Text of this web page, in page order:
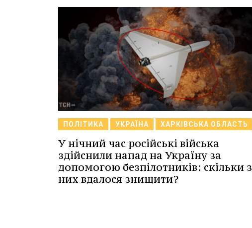
ПОЛІТИКА УКРАЇНА ХАРКІВСЬКА ОБЛАСТЬ
У нічний час російські війська
здійснили напад на Україну за
допомогою безпілотників: скільки з
них вдалося знищити?